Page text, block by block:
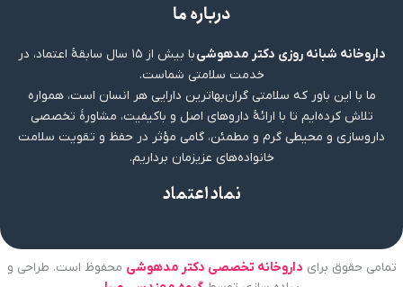
درباره ما
داروخانه شبانه روزی دکتر مدهوشی
با بیش از ۱۵ سال سابقهٔ اعتماد، در
خدمت سلامتی شماست.
ما با این باور که سلامتی گران‌بهاترین دارایی هر انسان است، همواره
تلاش کرده‌ایم تا با ارائهٔ داروهای اصل و باکیفیت، مشاورهٔ تخصصی
داروسازی و محیطی گرم و مطمئن، گامی مؤثر در حفظ و تقویت سلامت
خانواده‌های عزیزمان برداریم.
نماد اعتماد
تمامی حقوق برای داروخانه تخصصی دکتر مدهوشی محفوظ است. طراحی و